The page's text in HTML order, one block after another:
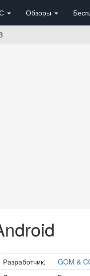
Обзоры
Разработчик: GOM &